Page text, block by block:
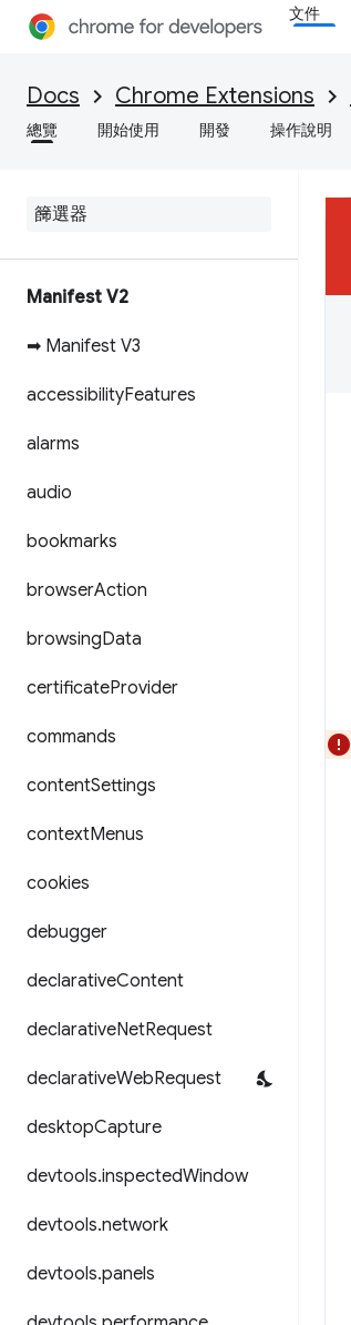
文件
Docs Chrome Extensions
總覽 開始使用 開發 操作說明
Manifest V2
➡ Manifest V3
accessibilityFeatures
alarms
audio
bookmarks
browserAction
browsingData
certificateProvider
commands
contentSettings
contextMenus
cookies
debugger
declarativeContent
declarativeNetRequest
declarativeWebRequest
desktopCapture
devtools.inspectedWindow
devtools.network
devtools.panels